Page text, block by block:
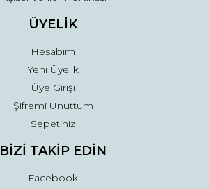
ÜYELİK
Hesabım
Yeni Üyelik
Üye Girişi
Şifremi Unuttum
Sepetiniz
BİZİ TAKİP EDİN
Facebook